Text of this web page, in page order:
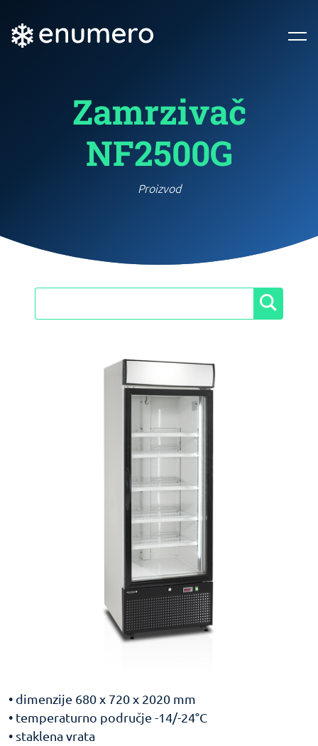
Zamrzivač
NF2500G
Proizvod
• dimenzije 680 x 720 x 2020 mm
• temperaturno područje -14/-24°C
• staklena vrata